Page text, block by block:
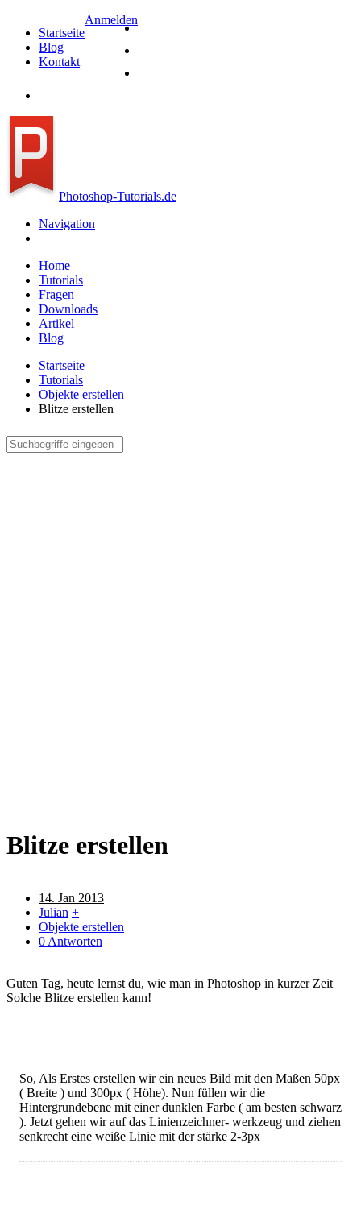
Direkt zum Inhalt
Startseite
Blog
Kontakt
Anmelden
Photoshop-Tutorials.de
Navigation
Home
Tutorials
Fragen
Downloads
Artikel
Blog
Startseite
Tutorials
Objekte erstellen
Blitze erstellen
Suche
Blitze erstellen
14. Jan 2013
Julian +
Objekte erstellen
0 Antworten
Guten Tag, heute lernst du, wie man in Photoshop in kurzer Zeit
Solche Blitze erstellen kann!
So, Als Erstes erstellen wir ein neues Bild mit den Maßen 50px
( Breite ) und 300px ( Höhe). Nun füllen wir die
Hintergrundebene mit einer dunklen Farbe ( am besten schwarz
). Jetzt gehen wir auf das Linienzeichner- werkzeug und ziehen
senkrecht eine weiße Linie mit der stärke 2-3px